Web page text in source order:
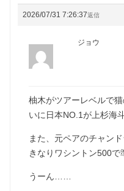
2026/07/31 7:26:37返信
ジョウ
柚木がツアーレベルで
いに日本NO.1が上杉海
また、元ペアのチャン
きなりワシントン500で
うーん……